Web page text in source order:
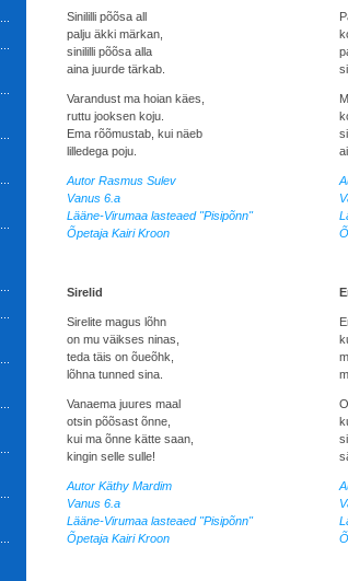
Sinililli põõsa all
palju äkki märkan,
sinililli põõsa alla
aina juurde tärkab.
Varandust ma hoian käes,
ruttu jooksen koju.
Ema rõõmustab, kui näeb
lilledega poju.
Autor Rasmus Sulev
Vanus 6.a
Lääne-Virumaa lasteaed "Pisipõnn"
Õpetaja Kairi Kroon
Sirelid
Sirelite magus lõhn
on mu väikses ninas,
teda täis on õueõhk,
lõhna tunned sina.
Vanaema juures maal
otsin põõsast õnne,
kui ma õnne kätte saan,
kingin selle sulle!
Autor Käthy Mardim
Vanus 6.a
Lääne-Virumaa lasteaed "Pisipõnn"
Õpetaja Kairi Kroon